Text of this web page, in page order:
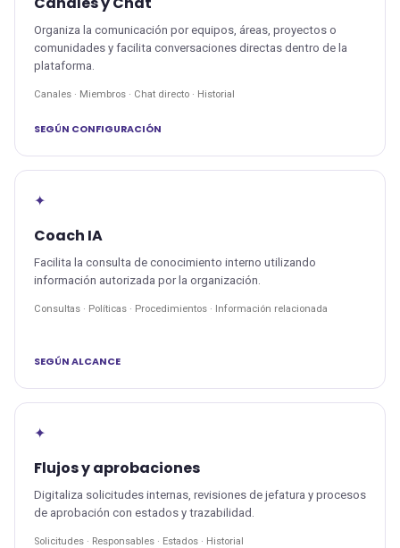
Organiza la comunicación por equipos, áreas, proyectos o
comunidades y facilita conversaciones directas dentro de la
plataforma.
Canales · Miembros · Chat directo · Historial
SEGÚN CONFIGURACIÓN
✦
Coach IA
Facilita la consulta de conocimiento interno utilizando
información autorizada por la organización.
Consultas · Políticas · Procedimientos · Información relacionada
SEGÚN ALCANCE
✦
Flujos y aprobaciones
Digitaliza solicitudes internas, revisiones de jefatura y procesos
de aprobación con estados y trazabilidad.
Solicitudes · Responsables · Estados · Historial